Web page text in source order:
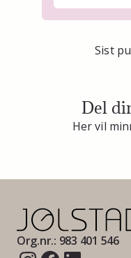
Sist
Del
Her vil
Org.nr.: 983 401 546